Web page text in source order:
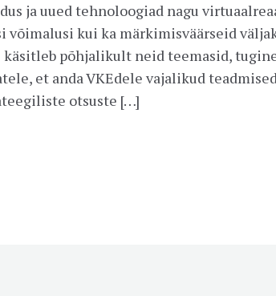
ja uued tehnoloogiad nagu
võimalusi kui ka märkimisväärseid
põhjalikult neid teemasid,
et anda VKEdele vajalikud
otsuste […]